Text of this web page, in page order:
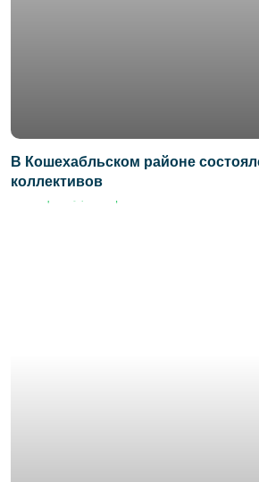
В Кошехабльском районе
коллективов